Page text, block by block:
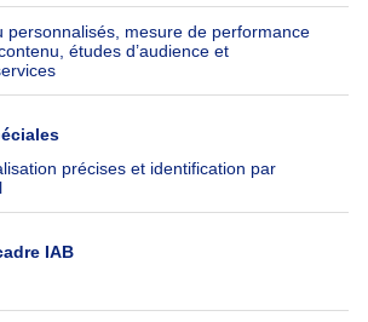
Assurances
Check-list déménagement
Suivez-nous
LinkedIn